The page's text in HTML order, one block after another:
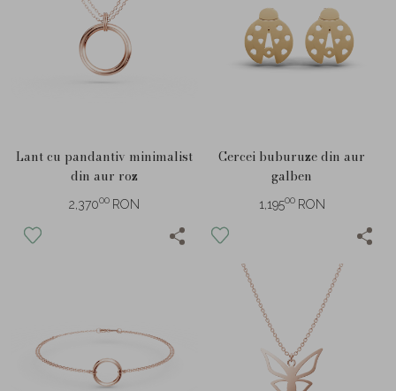
Lant cu pandantiv minimalist
din aur roz
2,37000 RON
Cercei buburuze din aur
galben
1,19500 RON